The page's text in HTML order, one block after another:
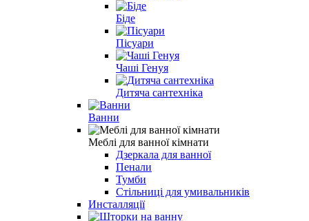
Біде
Пісуари
Чаші Генуя
Дитяча сантехніка
Ванни
Меблі для ванної кімнати
Дзеркала для ванної
Пенали
Тумби
Стільниці для умивальників
Инсталляції